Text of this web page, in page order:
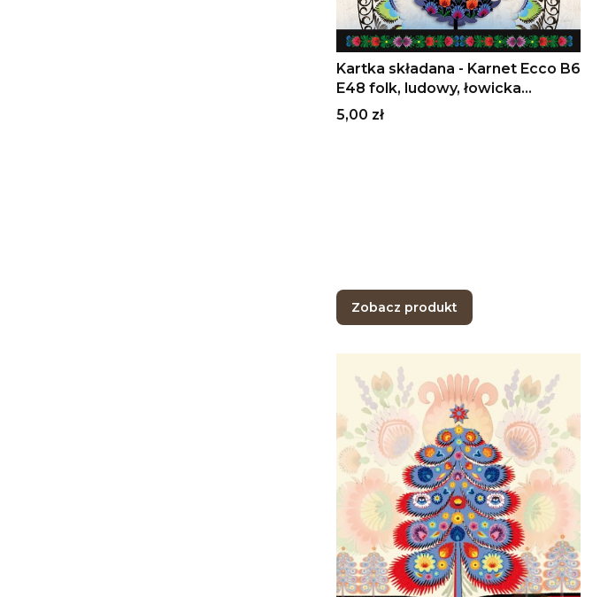
Kartka składana - Karnet Ecco B6
E48 folk, ludowy, łowicka
wycinanka, Boże Narodzenie
Cena
5,00 zł
Zobacz produkt